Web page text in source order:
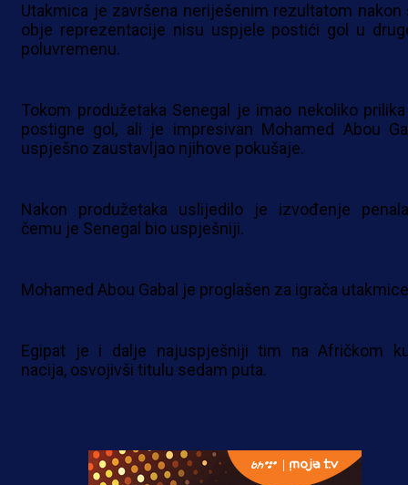
Utakmica je završena neriješenim rezultatom nakon
obje reprezentacije nisu uspjele postići gol u
poluvremenu.
Tokom produžetaka Senegal je imao nekoliko
postigne gol, ali je impresivan Mohamed Abou
uspješno zaustavljao njihove pokušaje.
Nakon produžetaka uslijedilo je izvođenje
čemu je Senegal bio uspješniji.
Mohamed Abou Gabal je proglašen za igrača
Egipat je i dalje najuspješniji tim na Afričkom
nacija, osvojivši titulu sedam puta.